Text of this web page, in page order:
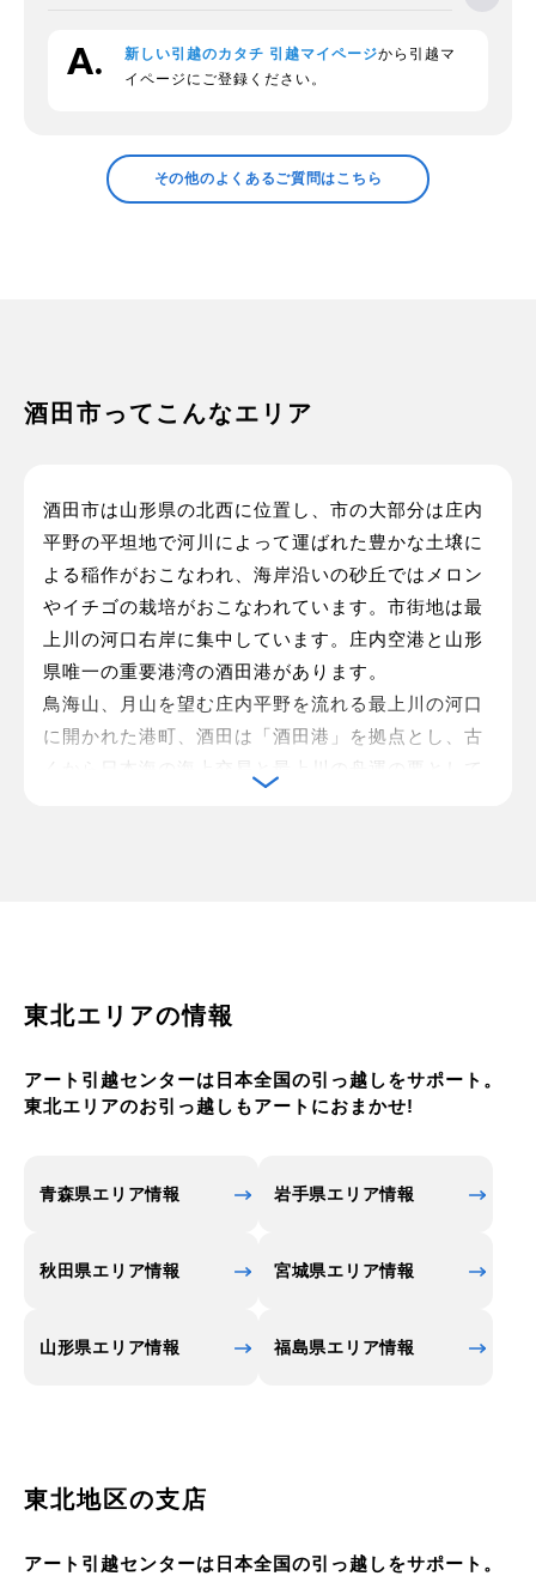
段ボールの回収をお願いできますか？
領収証の発行などについて確認したい
新しい引越のカタチ 引越マイページから引越マ
イページにご登録ください。
その他のよくあるご質問はこちら
酒田市ってこんなエリア
酒田市は山形県の北西に位置し、市の大部分は庄内
平野の平坦地で河川によって運ばれた豊かな土壌に
よる稲作がおこなわれ、海岸沿いの砂丘ではメロン
やイチゴの栽培がおこなわれています。市街地は最
上川の河口右岸に集中しています。庄内空港と山形
県唯一の重要港湾の酒田港があります。
鳥海山、月山を望む庄内平野を流れる最上川の河口
に開かれた港町、酒田は「酒田港」を拠点とし、古
くから日本海の海上交易と最上川の舟運の要として
東北エリアの情報
アート引越センターは日本全国の引っ越しをサポート。
東北エリアのお引っ越しもアートにおまかせ!
青森県エリア情報 岩手県エリア情報
秋田県エリア情報 宮城県エリア情報
山形県エリア情報 福島県エリア情報
東北地区の支店
アート引越センターは日本全国の引っ越しをサポート。